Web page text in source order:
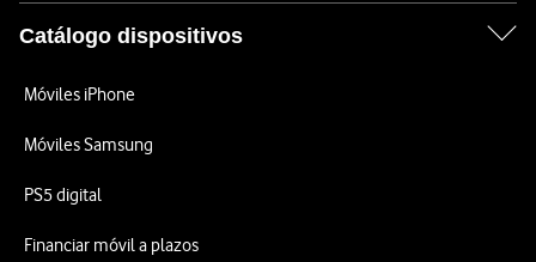
Catálogo dispositivos
Móviles iPhone
Móviles Samsung
PS5 digital
Financiar móvil a plazos